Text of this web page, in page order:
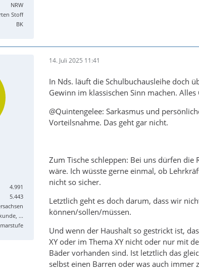
NRW
Stoff
BK
4.991
5.443
...
14. Juli 2025 11:41
In Nds. läuft die Schulbuchausleihe doch
Gewinn im klassischen Sinn machen.
@Quintengelee: Sarkasmus und
Vorteilsnahme. Das geht gar nicht.
Zum Tische schleppen: Bei uns dürfen
wäre. Ich wüsste gerne einmal, ob
nicht so sicher.
Letztlich geht es doch darum, dass wir
können/sollen/müssen.
Und wenn der Haushalt so gestrickt ist,
XY oder im Thema XY nicht oder nur mit
Bäder vorhanden sind. Ist letztlich das
selbst einen Barren oder was auch immer